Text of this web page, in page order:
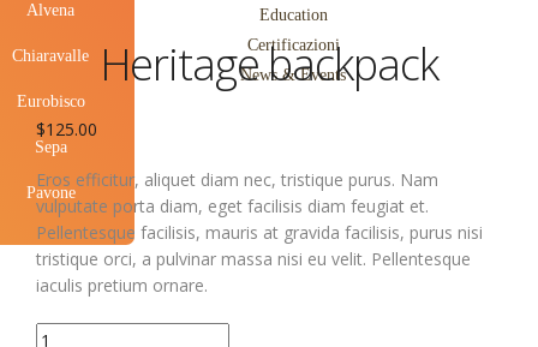
Sepa
Pavone
Alvena
Chiaravalle
Eurobisco
Sepa
Pavone
Education
Certificazioni
News & Events
Heritage backpack
$125.00
Eros efficitur, aliquet diam nec, tristique purus. Nam
vulputate porta diam, eget facilisis diam feugiat et.
Pellentesque facilisis, mauris at gravida facilisis, purus nisi
tristique orci, a pulvinar massa nisi eu velit. Pellentesque
iaculis pretium ornare.
Heritage